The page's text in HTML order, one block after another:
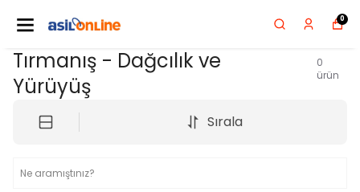
0
Tırmanış - Dağcılık ve
Yürüyüş
0
ürün
Sırala